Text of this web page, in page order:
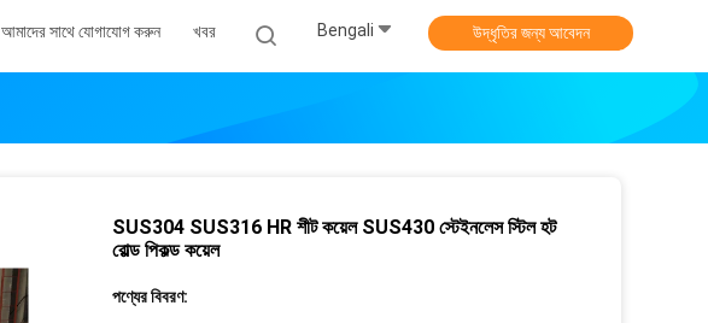
আমাদের সাথে যোগাযোগ করুন খবর Bengali উদ্ধৃতির জন্য আবেদন
SUS304 SUS316 HR শীট কয়েল SUS430 স্টেইনলেস স্টিল হট
রোল্ড পিকল্ড কয়েল
পণ্যের বিবরণ: